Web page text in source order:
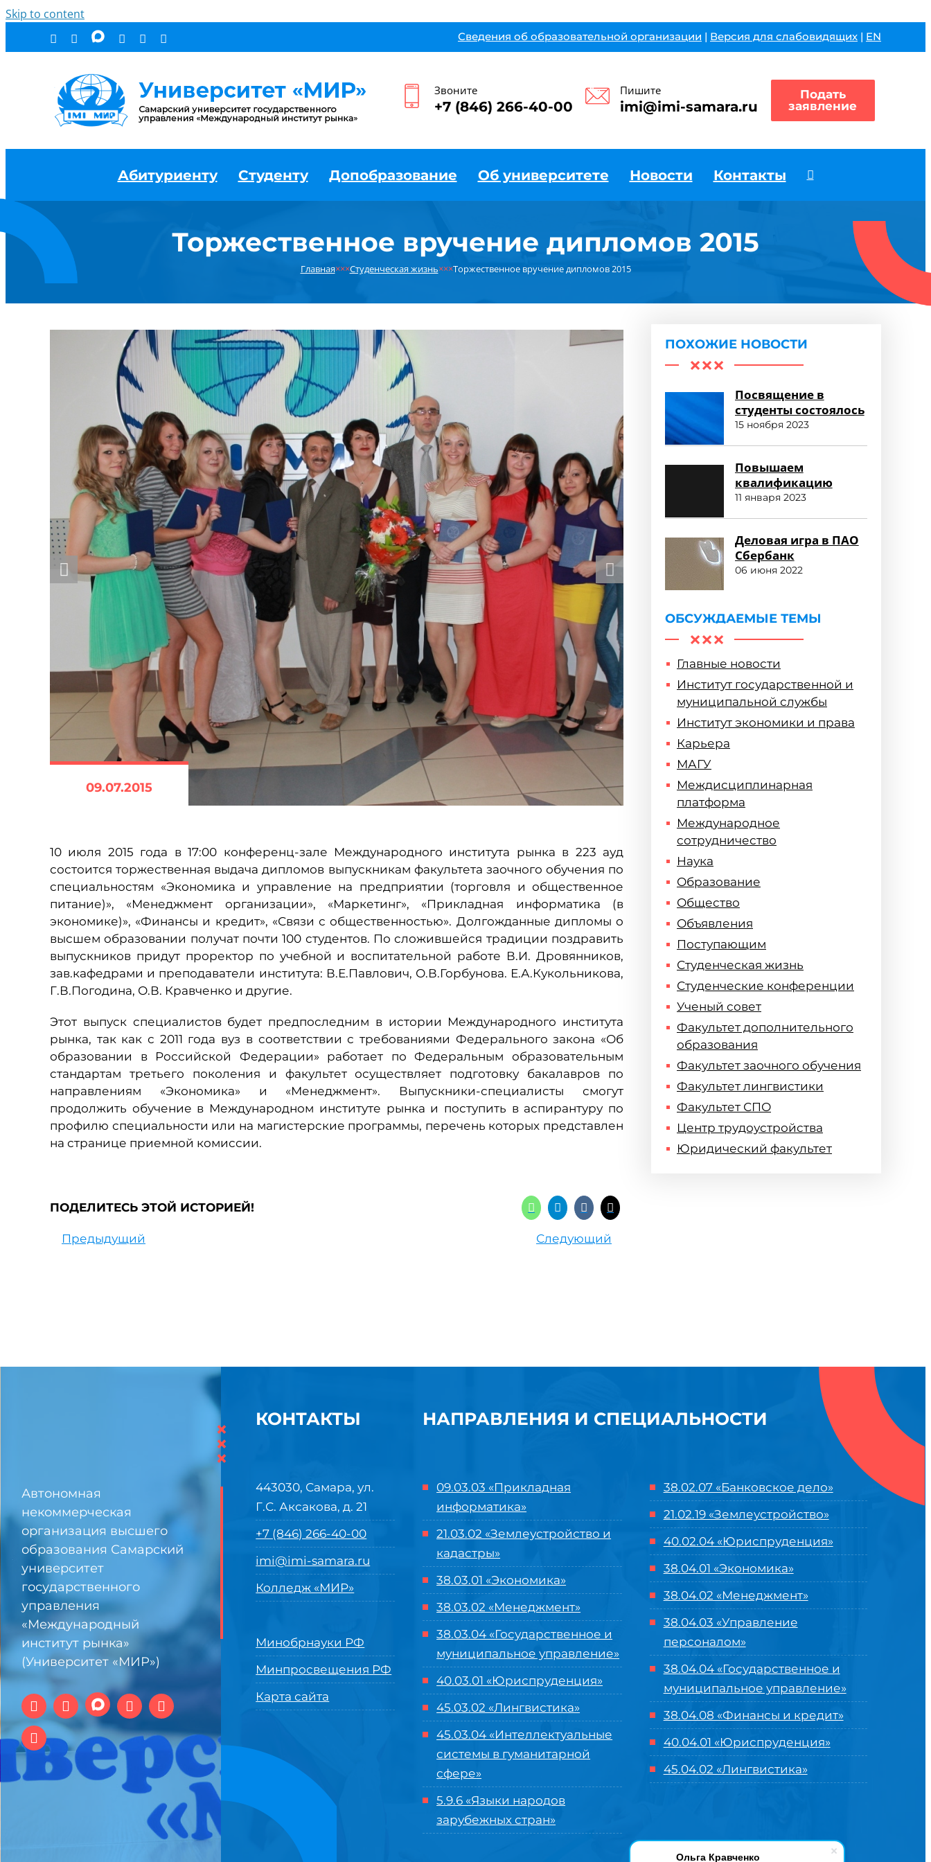
Ольга Кравченко
Skip to content
Сведения об образовательной организации | Версия для слабовидящих | EN
Звоните
+7 (846) 266-40-00
Пишите
imi@imi-samara.ru
Подать
заявление
Абитуриенту Студенту Допобразование Об университете Новости Контакты
Торжественное вручение дипломов 2015
Главная×××Студенческая жизнь×××Торжественное вручение дипломов 2015
09.07.2015
10 июля 2015 года в 17:00 конференц-зале Международного института рынка в 223 ауд
состоится торжественная выдача дипломов выпускникам факультета заочного обучения по
специальностям «Экономика и управление на предприятии (торговля и общественное
питание)», «Менеджмент организации», «Маркетинг», «Прикладная информатика (в
экономике)», «Финансы и кредит», «Связи с общественностью». Долгожданные дипломы о
высшем образовании получат почти 100 студентов. По сложившейся традиции поздравить
выпускников придут проректор по учебной и воспитательной работе В.И. Дровянников,
зав.кафедрами и преподаватели института: В.Е.Павлович, О.В.Горбунова. Е.А.Кукольникова,
Г.В.Погодина, О.В. Кравченко и другие.
Этот выпуск специалистов будет предпоследним в истории Международного института
рынка, так как с 2011 года вуз в соответствии с требованиями Федерального закона «Об
образовании в Российской Федерации» работает по Федеральным образовательным
стандартам третьего поколения и факультет осуществляет подготовку бакалавров по
направлениям «Экономика» и «Менеджмент». Выпускники-специалисты смогут
продолжить обучение в Международном институте рынка и поступить в аспирантуру по
профилю специальности или на магистерские программы, перечень которых представлен
на странице приемной комиссии.
ПОДЕЛИТЕСЬ ЭТОЙ ИСТОРИЕЙ!
Предыдущий Следующий
ПОХОЖИЕ НОВОСТИ
Посвящение в
студенты состоялось
15 ноября 2023
Повышаем
квалификацию
11 января 2023
Деловая игра в ПАО
Сбербанк
06 июня 2022
ОБСУЖДАЕМЫЕ ТЕМЫ
Главные новости
Институт государственной и
муниципальной службы
Институт экономики и права
Карьера
МАГУ
Междисциплинарная
платформа
Международное
сотрудничество
Наука
Образование
Общество
Объявления
Поступающим
Студенческая жизнь
Студенческие конференции
Ученый совет
Факультет дополнительного
образования
Факультет заочного обучения
Факультет лингвистики
Факультет СПО
Центр трудоустройства
Юридический факультет
Автономная
некоммерческая
организация высшего
образования Самарский
университет
государственного
управления
«Международный
институт рынка»
(Университет «МИР»)
×
×
×
КОНТАКТЫ
443030, Самара, ул.
Г.С. Аксакова, д. 21
+7 (846) 266-40-00
imi@imi-samara.ru
Колледж «МИР»
Минобрнауки РФ
Минпросвещения РФ
Карта сайта
НАПРАВЛЕНИЯ И СПЕЦИАЛЬНОСТИ
09.03.03 «Прикладная
информатика»
21.03.02 «Землеустройство и
кадастры»
38.03.01 «Экономика»
38.03.02 «Менеджмент»
38.03.04 «Государственное и
муниципальное управление»
40.03.01 «Юриспруденция»
45.03.02 «Лингвистика»
45.03.04 «Интеллектуальные
системы в гуманитарной
сфере»
5.9.6 «Языки народов
зарубежных стран»
38.02.07 «Банковское дело»
21.02.19 «Землеустройство»
40.02.04 «Юриспруденция»
38.04.01 «Экономика»
38.04.02 «Менеджмент»
38.04.03 «Управление
персоналом»
38.04.04 «Государственное и
муниципальное управление»
38.04.08 «Финансы и кредит»
40.04.01 «Юриспруденция»
45.04.02 «Лингвистика»